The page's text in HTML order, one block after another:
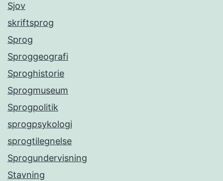
Sjov
skriftsprog
Sprog
Sproggeografi
Sproghistorie
Sprogmuseum
Sprogpolitik
sprogpsykologi
sprogtilegnelse
Sprogundervisning
Stavning